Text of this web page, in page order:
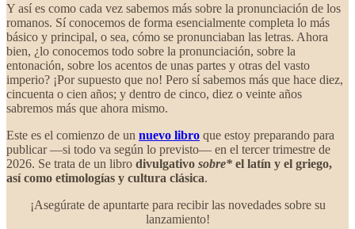
Y así es como cada vez sabemos más sobre la pronunciación de los
romanos. Sí conocemos de forma esencialmente completa lo más
básico y principal, o sea, cómo se pronunciaban las letras. Ahora
bien, ¿lo conocemos todo sobre la pronunciación, sobre la
entonación, sobre los acentos de unas partes y otras del vasto
imperio? ¡Por supuesto que no! Pero sí sabemos más que hace diez,
cincuenta o cien años; y dentro de cinco, diez o veinte años
sabremos más que ahora mismo.
Este es el comienzo de un nuevo libro que estoy preparando para
publicar —si todo va según lo previsto— en el tercer trimestre de
2026. Se trata de un libro divulgativo sobre* el latín y el griego,
así como etimologías y cultura clásica.
¡Asegúrate de apuntarte para recibir las novedades sobre su
lanzamiento!